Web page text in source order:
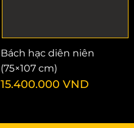
Bách hạc diên niên
(75×107 cm)
15.400.000 VND